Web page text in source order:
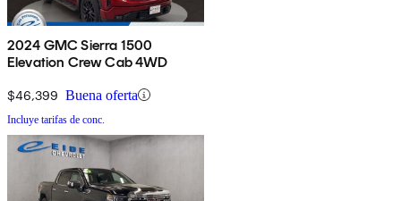
2024 GMC Sierra 1500
Elevation Crew Cab 4WD
$46,399 Buena oferta
Incluye tarifas de conc.